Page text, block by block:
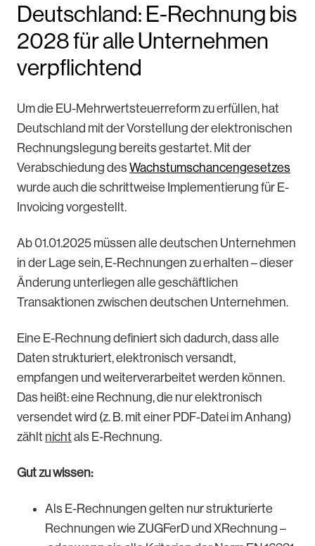
Deutschland: E-Rechnung bis
2028 für alle Unternehmen
verpflichtend
Um die EU-Mehrwertsteuerreform zu erfüllen, hat
Deutschland mit der Vorstellung der elektronischen
Rechnungslegung bereits gestartet. Mit der
Verabschiedung des Wachstumschancengesetzes
wurde auch die schrittweise Implementierung für E-
Invoicing vorgestellt.
Ab 01.01.2025 müssen alle deutschen Unternehmen
in der Lage sein, E-Rechnungen zu erhalten – dieser
Änderung unterliegen alle geschäftlichen
Transaktionen zwischen deutschen Unternehmen.
Eine E-Rechnung definiert sich dadurch, dass alle
Daten strukturiert, elektronisch versandt,
empfangen und weiterverarbeitet werden können.
Das heißt: eine Rechnung, die nur elektronisch
versendet wird (z. B. mit einer PDF-Datei im Anhang)
zählt nicht als E-Rechnung.
Gut zu wissen:
Als E-Rechnungen gelten nur strukturierte
Rechnungen wie ZUGFerD und XRechnung –